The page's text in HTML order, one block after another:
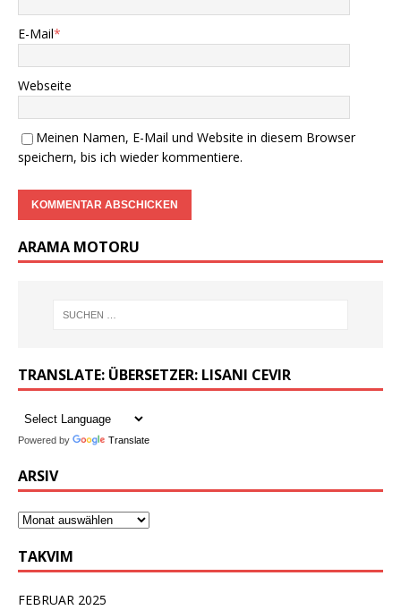
E-Mail*
Webseite
Meinen Namen, E-Mail und Website in diesem Browser
speichern, bis ich wieder kommentiere.
ARAMA MOTORU
TRANSLATE: ÜBERSETZER: LISANI CEVIR
Powered by Translate
ARSIV
TAKVIM
FEBRUAR 2025